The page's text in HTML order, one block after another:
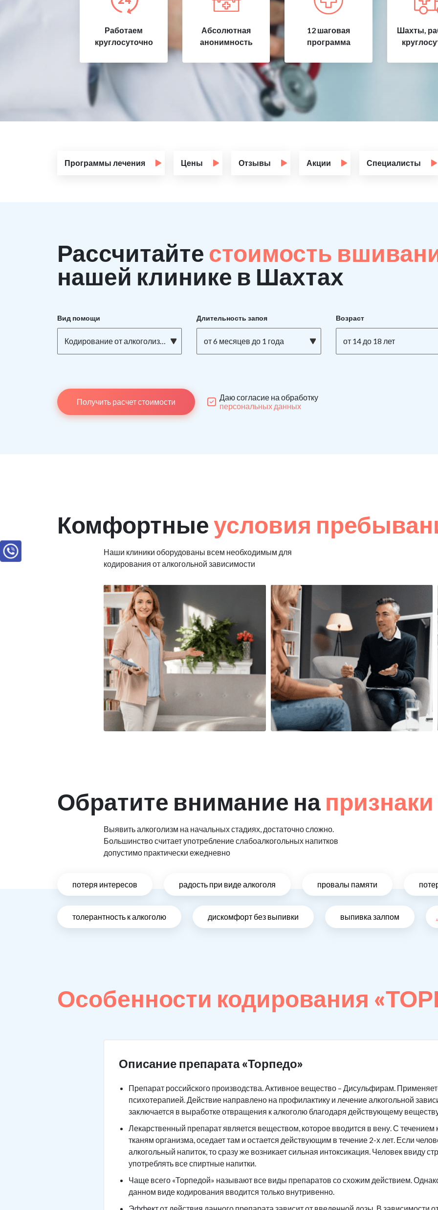
Работаем
круглосуточно
Абсолютная
анонимность
12 шаговая
программа
Шахты,
Программы лечения Цены Отзывы Акции Специалисты
Рассчитайте стоимость
нашей клинике в Шахтах
Вид помощи
Кодирование от алкоголизма ТОРПЕДО на дому
Длительность запоя
от 6 месяцев до 1 года
Возраст
от 14 до 18 лет
Получить расчет стоимости
Даю согласие на обработку
персональных данных
Комфортныеусловия
Наши клиники оборудованы всем необходимым для
кодирования от алкогольной зависимости
Обратите внимание на
Выявить алкоголизм на начальных стадиях, достаточно сложно.
Большинство считает употребление слабоалкогольных напитков
допустимо практически ежедневно
потеря интересов радость при виде алкоголя провалы памяти
толерантность к алкоголю дискомфорт без выпивки выпивка залпом
Особенности кодирования
Описание препарата «Торпедо»
Препарат российского производства. Активное вещество – Дисульфирам.
психотерапией. Действие направлено на профилактику и лечение алкогольной
заключается в выработке отвращения к алкоголю благодаря действующему
Лекарственный препарат является веществом, которое вводится в вену. С течением
тканям организма, оседает там и остается действующим в течение 2-х лет. Если
алкогольный напиток, то сразу же возникает сильная интоксикация. Человек ввиду
употреблять все спиртные напитки.
Чаще всего «Торпедой» называют все виды препаратов со схожим действием.
данном виде кодирования вводится только внутривенно.